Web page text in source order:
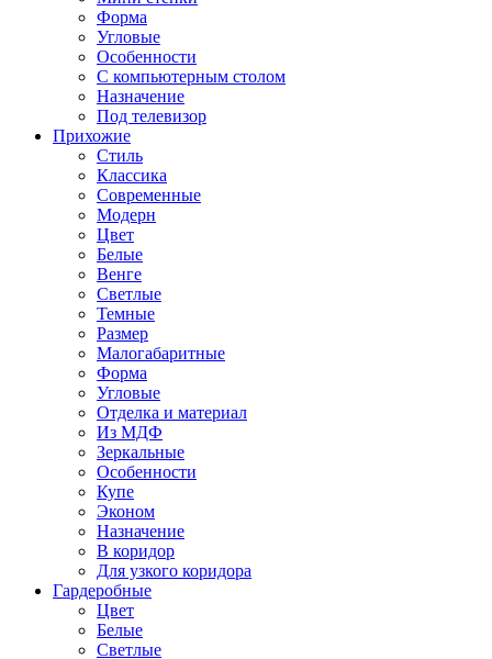
Форма
Угловые
Особенности
С компьютерным столом
Назначение
Под телевизор
Прихожие
Стиль
Классика
Современные
Модерн
Цвет
Белые
Венге
Светлые
Темные
Размер
Малогабаритные
Форма
Угловые
Отделка и материал
Из МДФ
Зеркальные
Особенности
Купе
Эконом
Назначение
В коридор
Для узкого коридора
Гардеробные
Цвет
Белые
Светлые